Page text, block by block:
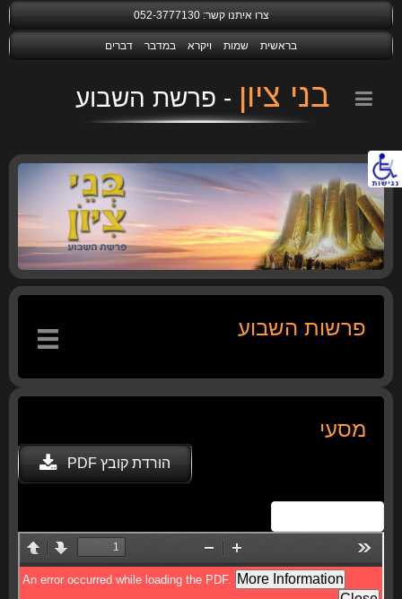
נגישות
צרו איתנו קשר:052-3777130
בראשית שמות ויקרא במדבר דברים
בני ציון
פרשות השבוע
מסעי
הורדת קובץ PDF